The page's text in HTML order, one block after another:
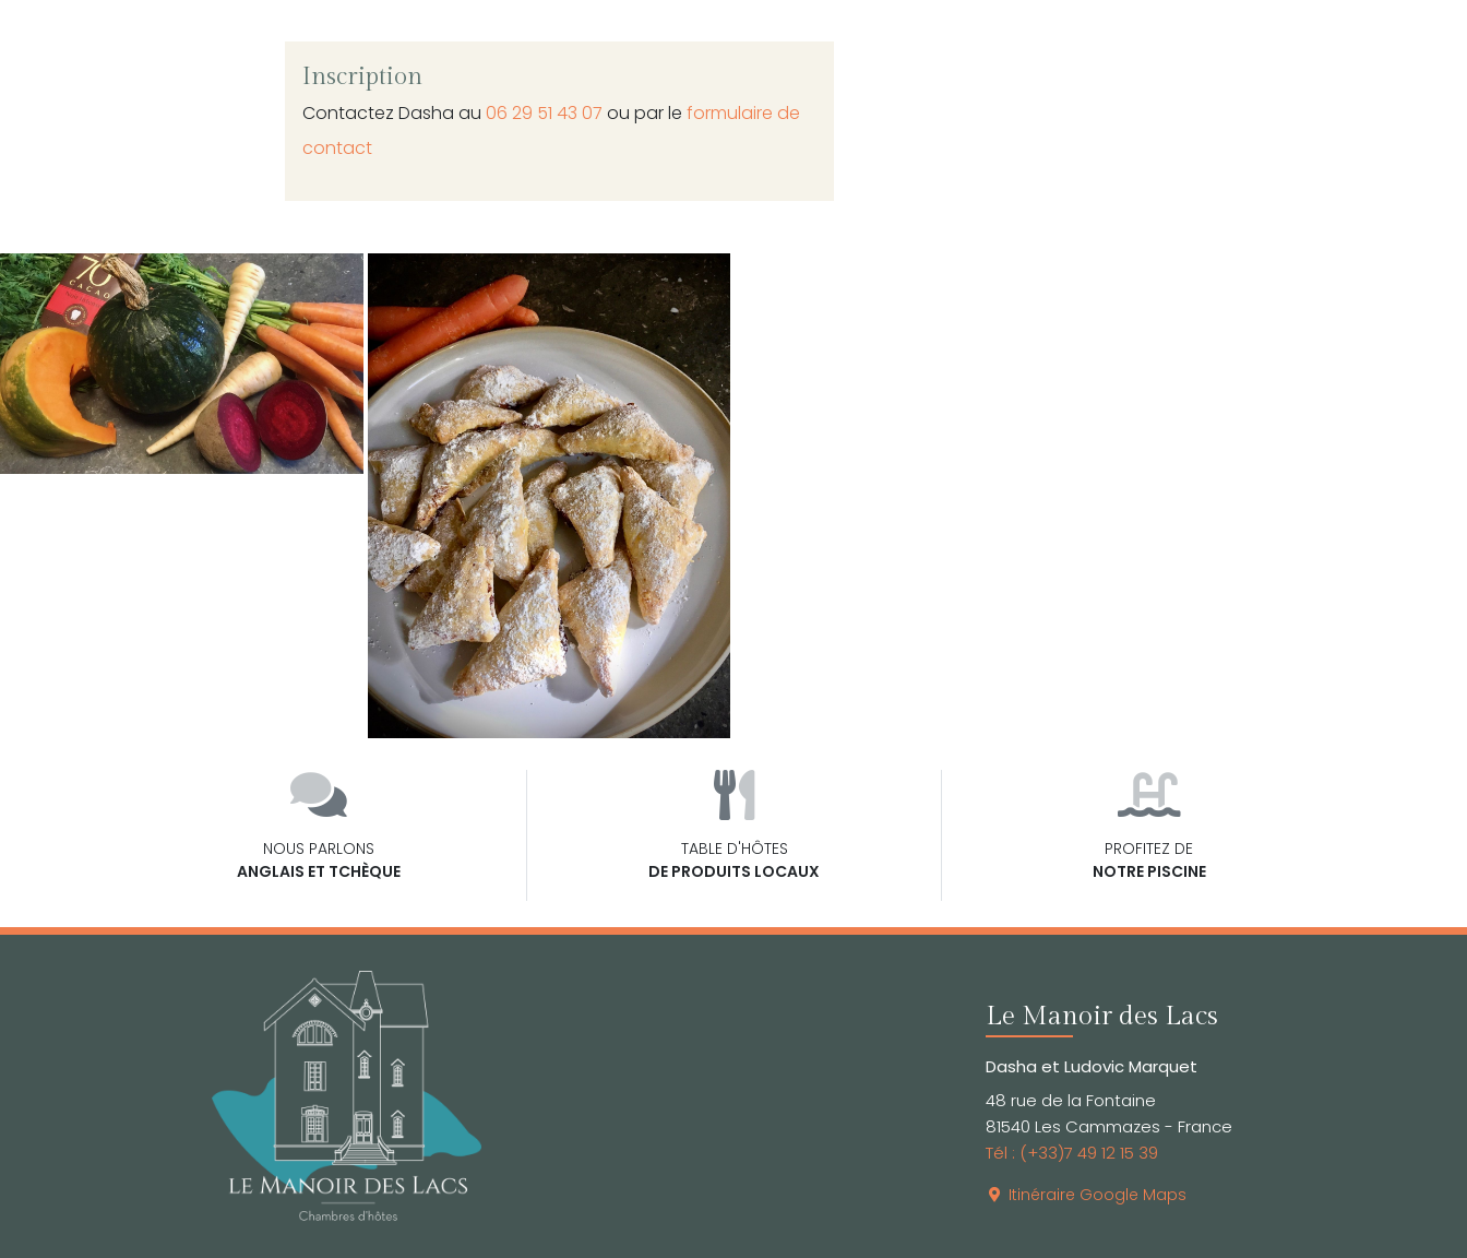
Inscription
Contactez Dasha au 06 29 51 43 07 ou par le formulaire de
contact
NOUS PARLONS
ANGLAIS ET TCHÈQUE
TABLE D'HÔTES
DE PRODUITS LOCAUX
PROFITEZ DE
NOTRE PISCINE
Le Manoir des Lacs
Dasha et Ludovic Marquet
48 rue de la Fontaine
81540 Les Cammazes - France
Tél : (+33)7 49 12 15 39
Itinéraire Google Maps